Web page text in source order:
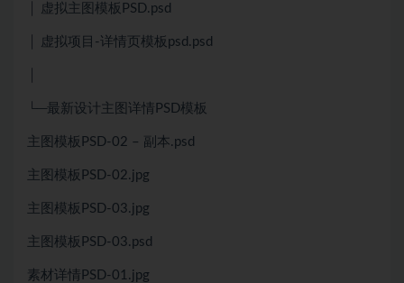
│ 虚拟主图模板PSD.psd
│ 虚拟项目-详情页模板psd.psd
└─最新设计主图详情PSD模板
主图模板PSD-02 – 副本.psd
主图模板PSD-02.jpg
主图模板PSD-03.jpg
主图模板PSD-03.psd
素材详情PSD-01.jpg